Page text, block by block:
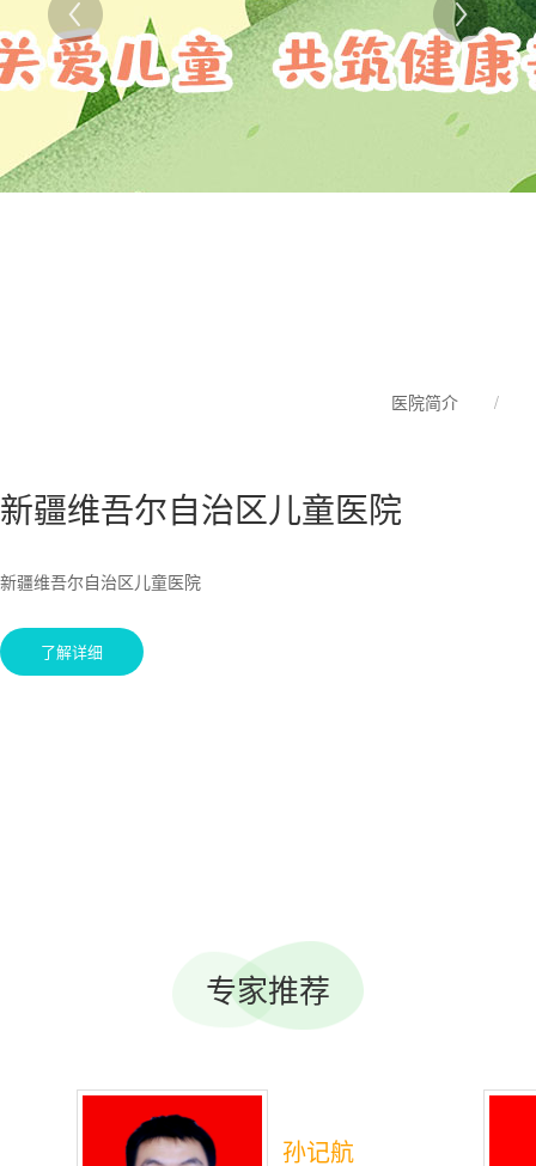
医院简介 /
新疆维吾尔自治区儿童医院
新疆维吾尔自治区儿童医院
了解详细
专家推荐